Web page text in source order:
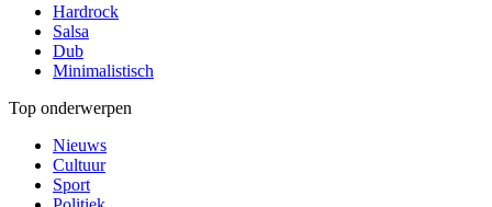
Hardrock
Salsa
Dub
Minimalistisch
Top onderwerpen
Nieuws
Cultuur
Sport